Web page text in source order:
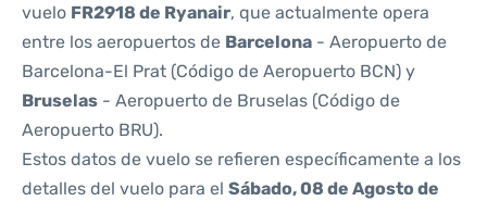
vuelo FR2918 de Ryanair, que actualmente opera
entre los aeropuertos de Barcelona - Aeropuerto de
Barcelona-El Prat (Código de Aeropuerto BCN) y
Bruselas - Aeropuerto de Bruselas (Código de
Aeropuerto BRU).
Estos datos de vuelo se refieren específicamente a los
detalles del vuelo para el Sábado, 08 de Agosto de